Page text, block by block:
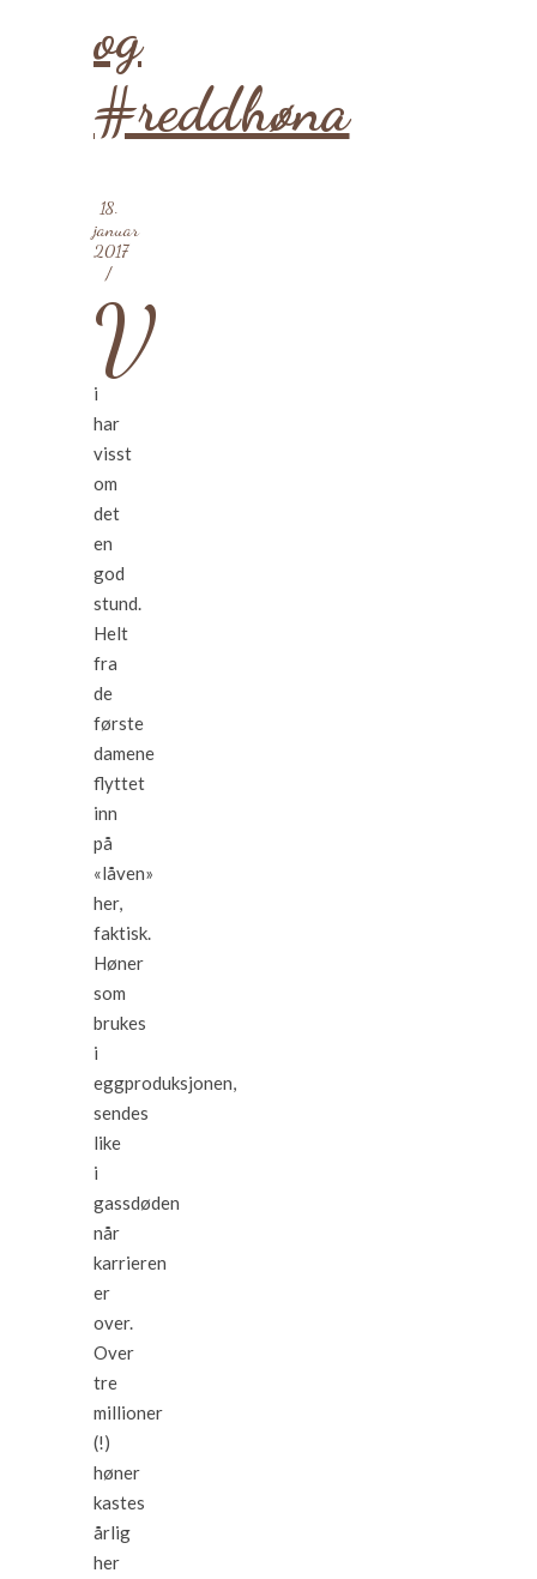
og
#reddhøna
18.
januar
2017
/
V
i
har
visst
om
det
en
god
stund.
Helt
fra
de
første
damene
flyttet
inn
på
«låven»
her,
faktisk.
Høner
som
brukes
i
eggproduksjonen,
sendes
like
i
gassdøden
når
karrieren
er
over.
Over
tre
millioner
(!)
høner
kastes
årlig
her